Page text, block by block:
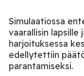
Simulaatiossa
vaarallisin lapsille
harjoituksessa
edellytettiin
parantamiseksi.